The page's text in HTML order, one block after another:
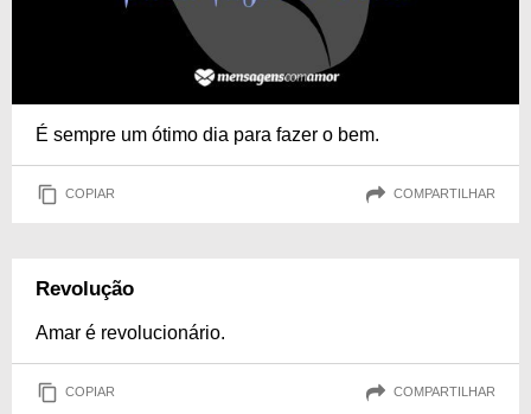
É sempre um ótimo dia para fazer o bem.
COPIAR COMPARTILHAR
Revolução
Amar é revolucionário.
COPIAR COMPARTILHAR